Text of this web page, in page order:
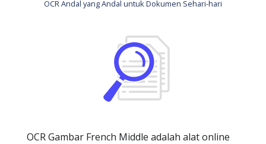
OCR Andal yang Andal untuk Dokumen Sehari-hari
OCR Gambar French Middle adalah alat online